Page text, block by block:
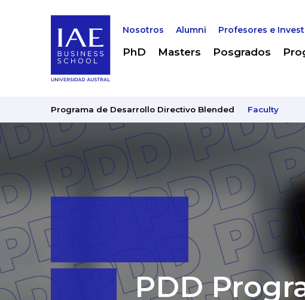
Nosotros Alumni Profesores e
PhD Masters Posgrados
Programa de Desarrollo Directivo Blended Faculty
PDD